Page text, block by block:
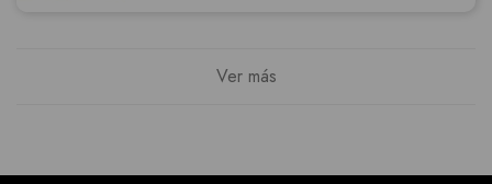
Ver más